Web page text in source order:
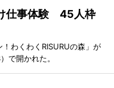
仕事体験 45人枠
わくわくRISURUの森」が
で開かれた。